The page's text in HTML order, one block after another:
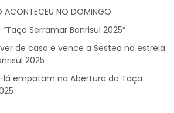
ACONTECEU NO DOMINGO
Serramar Banrisul 2025”
de casa e vence a Sestea na estreia
2025
lá empatam na Abertura da Taça